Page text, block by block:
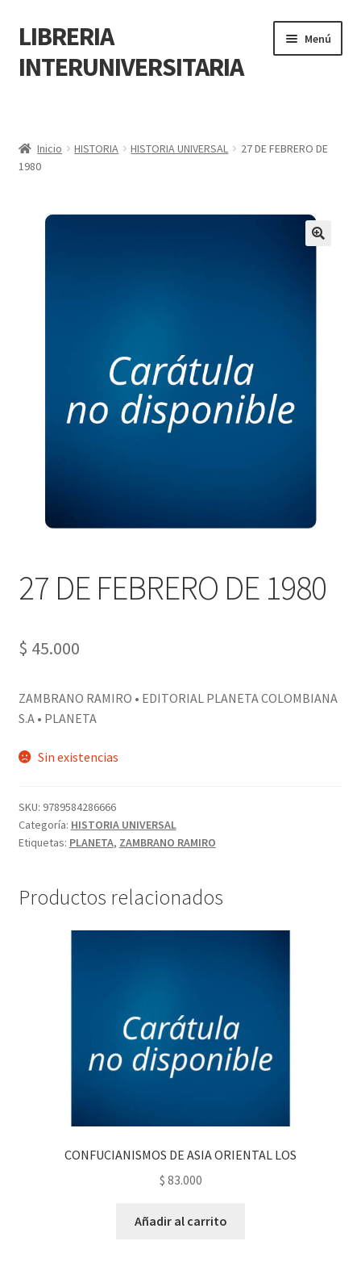
LIBRERIA
INTERUNIVERSITARIA
Menú
Carrito
POLÍTICA DE MANEJO DE INFORMACIÓN Y DATOS
PERSONALES DE CORPORACIÓN INTERUNIVERSITARIA DE
SERVICIO
Tienda
Inicio HISTORIA HISTORIA UNIVERSAL
27 DE FEBRERO DE
1980
27 DE FEBRERO DE 1980
$ 45.000
ZAMBRANO RAMIRO • EDITORIAL PLANETA COLOMBIANA
S.A • PLANETA
Sin existencias
SKU: 9789584286666
Categoría: HISTORIA UNIVERSAL
Etiquetas: PLANETA, ZAMBRANO RAMIRO
Productos relacionados
CONFUCIANISMOS DE ASIA ORIENTAL LOS
$ 83.000
Añadir al carrito